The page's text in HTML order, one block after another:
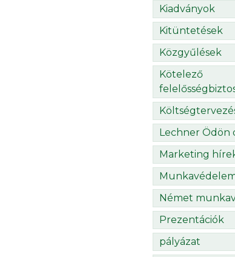
Kiadványok
Kitüntetések
Közgyűlések
Kötelező
Lechner Ödön
Marketing
Német
Prezentációk
pályázat